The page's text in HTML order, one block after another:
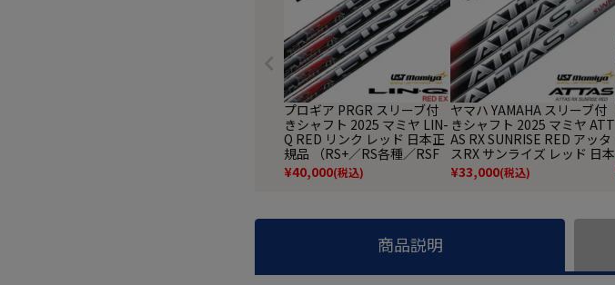
プロギア PRGR スリーブ付
きシャフト 2025 マミヤ LIN-
Q RED リンク レッド 日本正
規品 （RS+／RS各種／RSF
各種 ） ゴルフ シャフト
¥40,000(税込)
ヤマハ YAMAHA スリーブ付
きシャフト 2025 マミヤ ATT
AS RX SUNRISE RED アッタ
スRX サンライズ レッド 日本
正規品 （RMXシリーズ） ゴ
ルフ シャフト
¥33,000(税込)
商品説明